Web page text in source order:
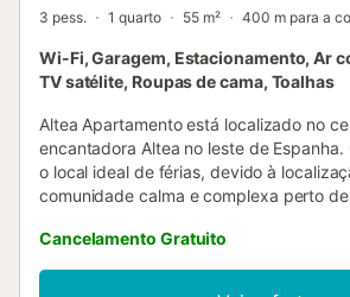
3 pess. 1 quarto 55 m² 400 m para a
Wi-Fi, Garagem, Estacionamento, Ar
TV satélite, Roupas de cama, Toalhas
Altea Apartamento está localizado no
encantadora Altea no leste de
o local ideal de férias, devido à
comunidade calma e complexa perto
O apartamento é composto por uma
cozinha bem equipada, um quarto,
de banho e pode, portanto, acomodar 4
Cancelamento Gratuito